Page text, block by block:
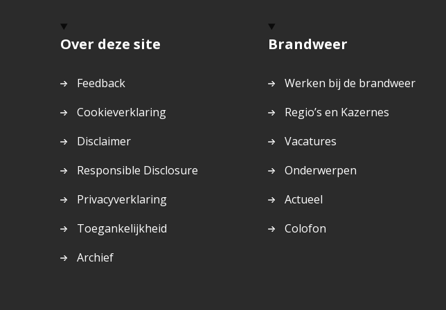
Over deze site
Feedback
Cookieverklaring
Disclaimer
Responsible Disclosure
Privacyverklaring
Toegankelijkheid
Archief
Brandweer
Werken bij de brandweer
Regio’s en Kazernes
Vacatures
Onderwerpen
Actueel
Colofon